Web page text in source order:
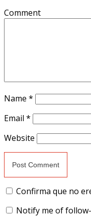
Comment
Name *
Email *
Website
Confirma que no
Notify me of